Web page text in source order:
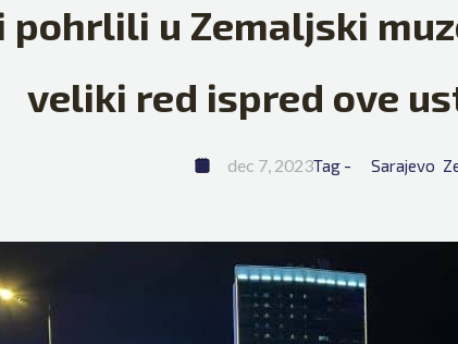
pohrlili u Zemaljski
veliki red ispred ove
dec 7, 2023Tag - Sarajevo